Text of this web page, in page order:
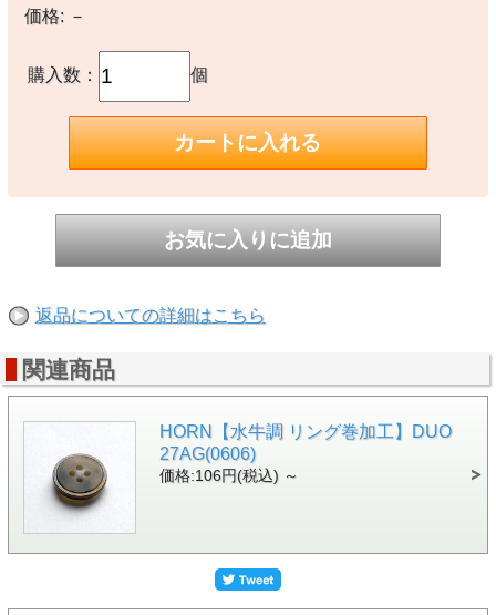
価格:－
購入数： 個
返品についての詳細はこちら
関連商品
HORN【水牛調 リング巻加工】DUO
27AG(0606)
価格:106円(税込) ～